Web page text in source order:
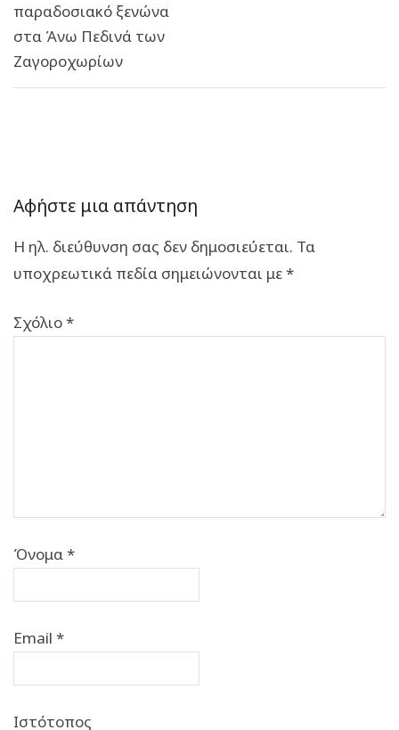
παραδοσιακό ξενώνα
στα Άνω Πεδινά των
Ζαγοροχωρίων
Αφήστε μια απάντηση
Η ηλ. διεύθυνση σας δεν δημοσιεύεται. Τα
υποχρεωτικά πεδία σημειώνονται με*
Σχόλιο*
Όνομα *
Email *
Ιστότοπος